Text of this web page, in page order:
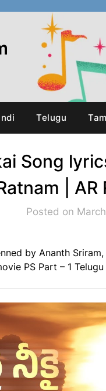
Telugu
Song
| AR
Posted on
by Ananth
PS Part – 1